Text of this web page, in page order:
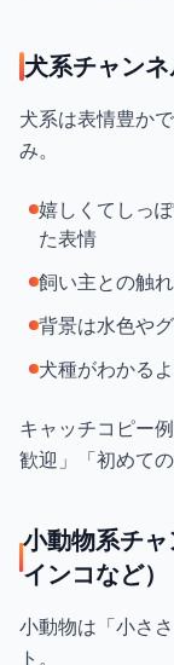
犬系チャン
犬系は表情豊か
み。
嬉しくてしっ
た表情
飼い主との触
背景は水色や
犬種がわかる
キャッチコピー
歓迎」「初めて
小動物系チャ
インコなど）
小動物は「小さ
ト。